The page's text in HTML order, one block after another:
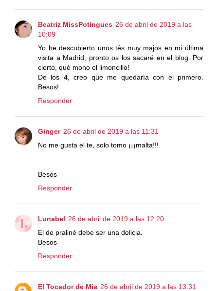
Beatriz MissPotingues 26 de abril de 2019 a las
10:09
Yo he descubierto unos tés muy majos en mi última
visita a Madrid, pronto os los sacaré en el blog. Por
cierto, qué mono el limoncillo!
De los 4, creo que me quedaría con el primero.
Besos!
Responder
Ginger 26 de abril de 2019 a las 11:31
No me gusta el te, solo tomo ¡¡¡malta!!!
Besos
Responder
Lunabel 26 de abril de 2019 a las 12:20
El de praliné debe ser una delicia.
Besos
Responder
El Tocador de Mia 26 de abril de 2019 a las 13:31